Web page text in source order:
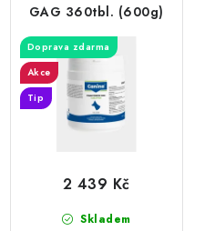
GAG 360tbl. (600g)
Doprava zdarma
Akce
Tip
Skladem
2 439 Kč